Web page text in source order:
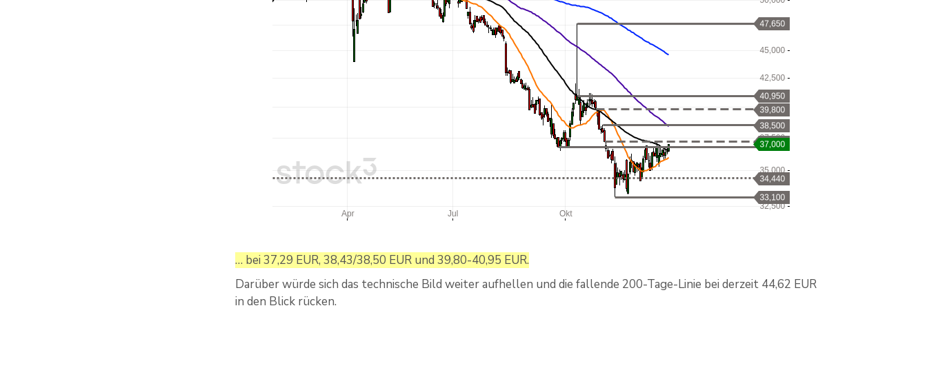
… bei 37,29 EUR, 38,43/38,50 EUR und 39,80-40,95 EUR.
Darüber würde sich das technische Bild weiter aufhellen und die fallende 200-Tage-Linie bei derzeit 44,62 EUR
in den Blick rücken.